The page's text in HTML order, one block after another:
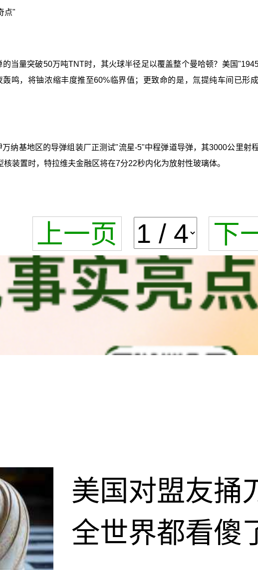
点"
当量突破50万吨TNT时，其火球半径足以覆盖整个曼哈顿？美国
轰鸣，将铀浓缩丰度推至60%临界值；更致命的是，氚提纯车间已
纳基地区的导弹组装厂正测试"流星-5"中程弹道导弹，其3000公里
装置时，特拉维夫金融区将在7分22秒内化为放射性玻璃体。
上一页 下
美国对盟友捅
全世界都看傻